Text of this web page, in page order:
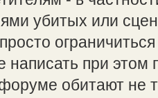
убитых или
написать при этом
обитают не